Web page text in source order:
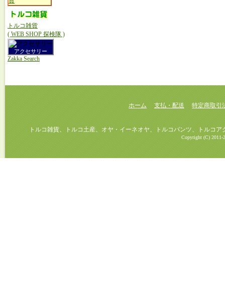
トルコ雑貨
( WEB SHOP 探検隊 )
アクセサリー
Zakka Search
ホーム 支払・配送 特定商取引
トルコ雑貨、トルコ土産、オヤ・イーネオヤ、トルコパンツ、トルコアク
Copyright (C) 2011-